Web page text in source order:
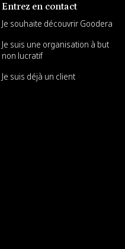
Entrez en contact
Je souhaite découvrir Goodera
Je suis une organisation à but
non lucratif
Je suis déjà un client